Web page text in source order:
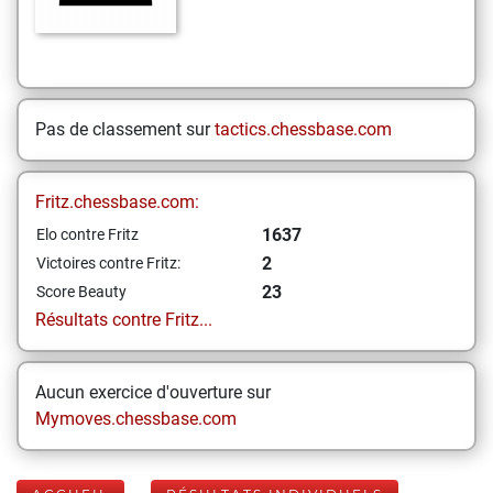
Pas de classement surtactics.chessbase.com
Fritz.chessbase.com:
Elo contre Fritz 1637
Victoires contre Fritz: 2
Score Beauty
23
Résultats contre Fritz...
Aucun exercice d'ouverture sur
Mymoves.chessbase.com